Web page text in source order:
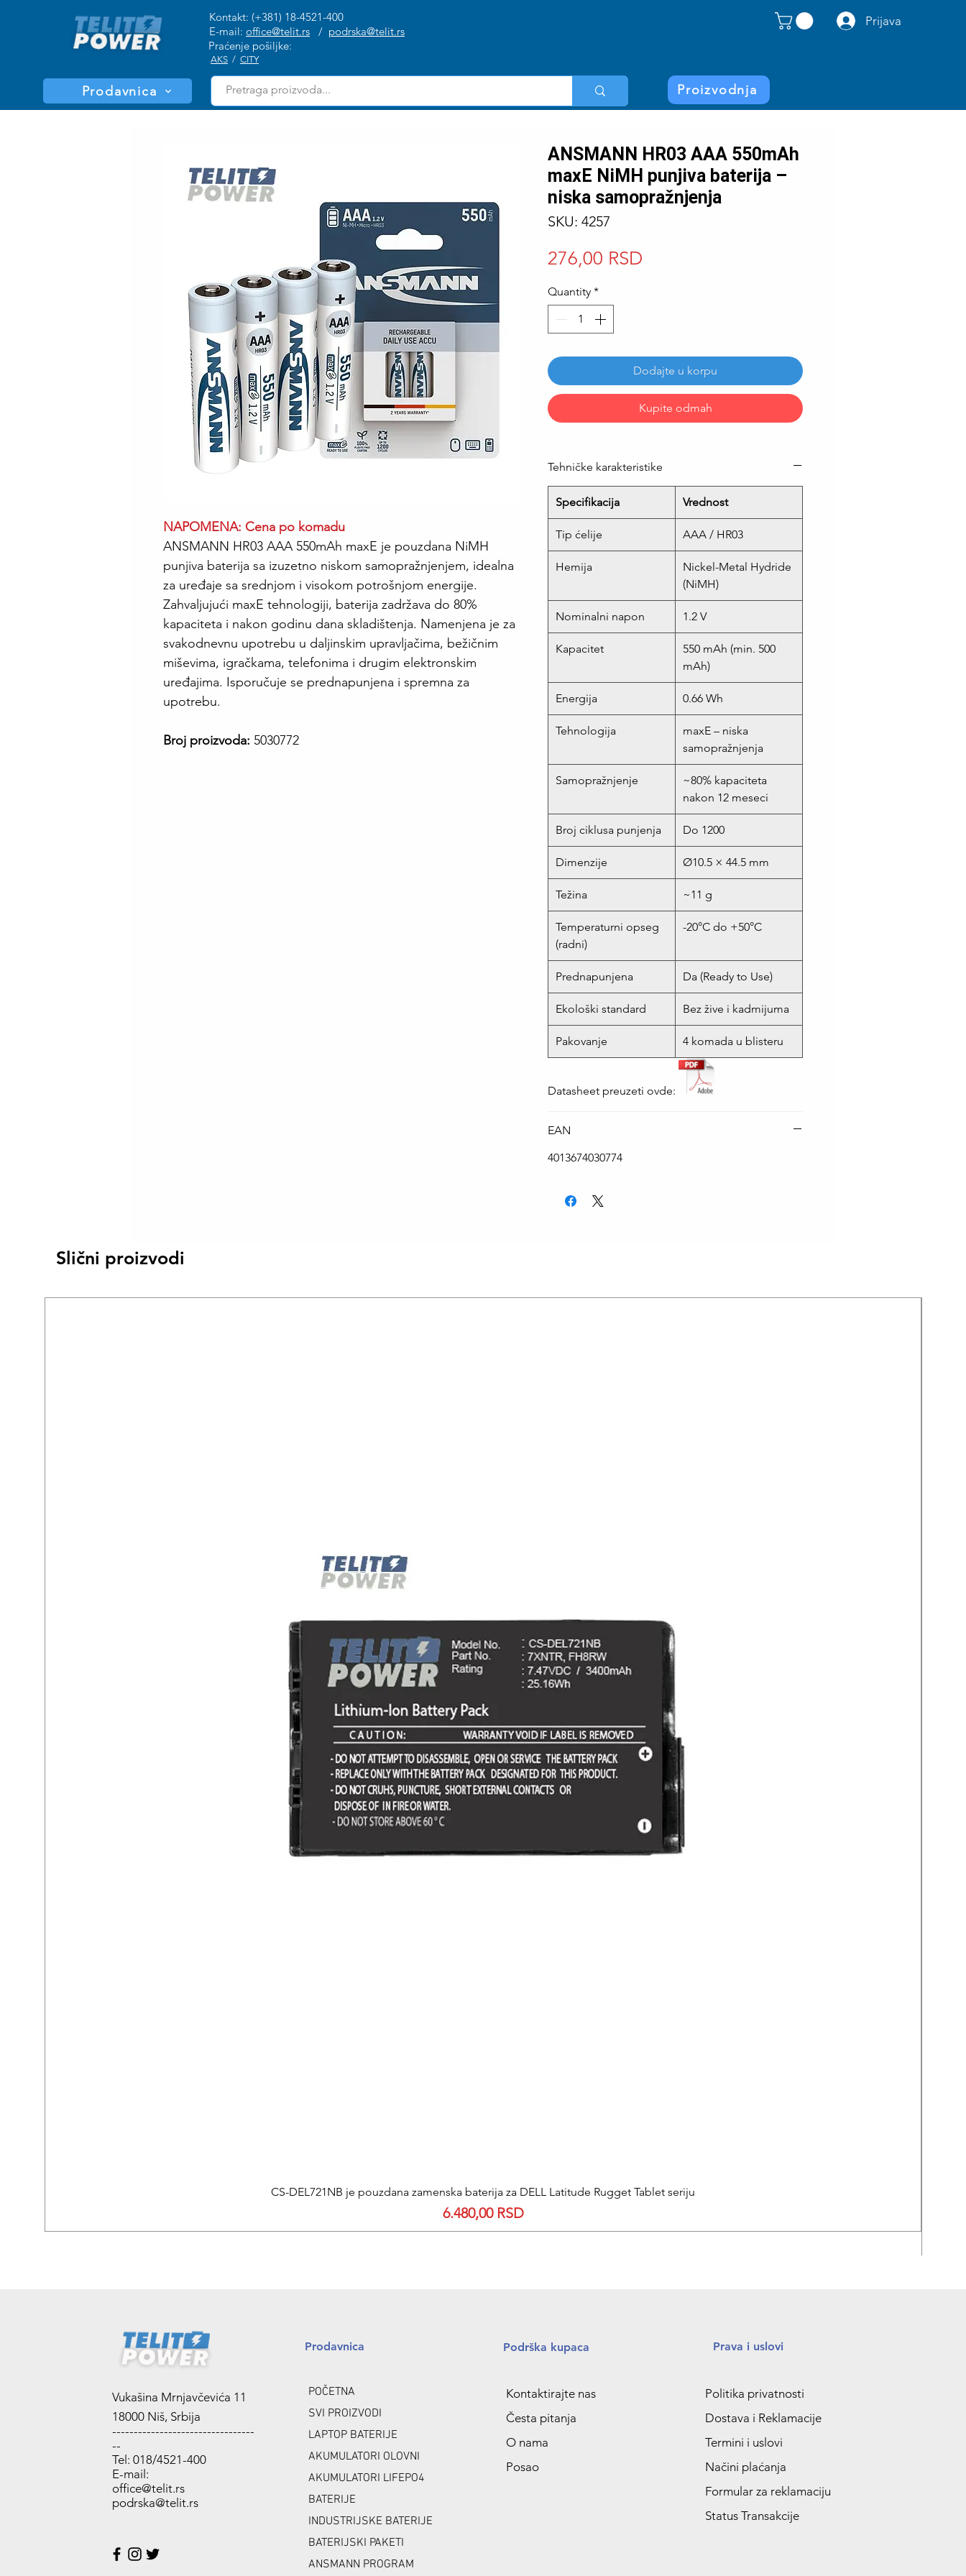
Kontakt: (+381) 18-4521-400
E-mail: office@telit.rs / podrska@telit.rs
Praćenje pošiljke:
AKS / CITY
Prijava
Prodavnica Proizvodnja
NAPOMENA: Cena po komadu
ANSMANN HR03 AAA 550mAh maxE je pouzdana NiMH
punjiva baterija sa izuzetno niskom samopražnjenjem, idealna
za uređaje sa srednjom i visokom potrošnjom energije.
Zahvaljujući maxE tehnologiji, baterija zadržava do 80%
kapaciteta i nakon godinu dana skladištenja. Namenjena je za
svakodnevnu upotrebu u daljinskim upravljačima, bežičnim
miševima, igračkama, telefonima i drugim elektronskim
uređajima. Isporučuje se prednapunjena i spremna za
upotrebu.
Broj proizvoda: 5030772
ANSMANN HR03 AAA 550mAh
maxE NiMH punjiva baterija –
niska samopražnjenja
SKU: 4257
276,00 RSD
Quantity *
Dodajte u korpu
Kupite odmah
Tehničke karakteristike
Specifikacija Vrednost
Tip ćelije AAA / HR03
Hemija
Nickel-Metal Hydride
(NiMH)
Nominalni napon 1.2 V
Kapacitet
550 mAh (min. 500
mAh)
Energija 0.66 Wh
Tehnologija
maxE – niska
samopražnjenja
Samopražnjenje
~80% kapaciteta
nakon 12 meseci
Broj ciklusa punjenja Do 1200
Dimenzije Ø10.5 × 44.5 mm
Težina ~11 g
Temperaturni opseg
(radni)
-20°C do +50°C
Prednapunjena Da (Ready to Use)
Ekološki standard Bez žive i kadmijuma
Pakovanje 4 komada u blisteru
Datasheet preuzeti ovde:
EAN
4013674030774
Slični proizvodi
Quick View
CS-DEL721NB je pouzdana zamenska baterija za DELL Latitude Rugget Tablet seriju
Price
6.480,00 RSD
Vukašina Mrnjavčevića 11
18000 Niš, Srbija
---------------------------------
--
Tel: 018/4521-400
E-mail:
office@telit.rs
podrska@telit.rs
Prodavnica
POČETNA
SVI PROIZVODI
LAPTOP BATERIJE
AKUMULATORI OLOVNI
AKUMULATORI LIFEPO4
BATERIJE
INDUSTRIJSKE BATERIJE
BATERIJSKI PAKETI
ANSMANN PROGRAM
Podrška kupaca
Kontaktirajte nas
Česta pitanja
O nama
Posao
Prava i uslovi
Politika privatnosti
Dostava i Reklamacije
Termini i uslovi
Načini plaćanja
Formular za reklamaciju
Status Transakcije